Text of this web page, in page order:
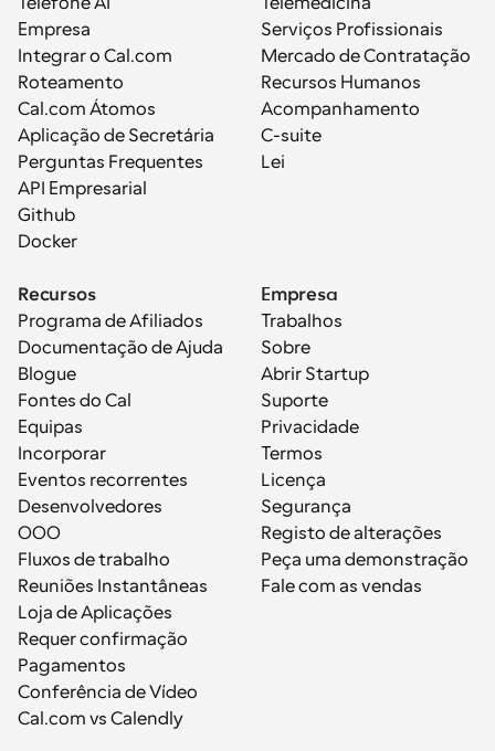
Empresa
Integrar o Cal.com
Roteamento
Cal.com Átomos
Aplicação de Secretária
Perguntas Frequentes
API Empresarial
Github
Docker
Serviços Profissionais
Mercado de Contratação
Recursos Humanos
Acompanhamento
C-suite
Lei
Recursos
Programa de Afiliados
Documentação de Ajuda
Blogue
Fontes do Cal
Equipas
Incorporar
Eventos recorrentes
Desenvolvedores
OOO
Fluxos de trabalho
Reuniões Instantâneas
Loja de Aplicações
Requer confirmação
Pagamentos
Conferência de Vídeo
Cal.com vs Calendly
Empresa
Trabalhos
Sobre
Abrir Startup
Suporte
Privacidade
Termos
Licença
Segurança
Registo de alterações
Peça uma demonstração
Fale com as vendas